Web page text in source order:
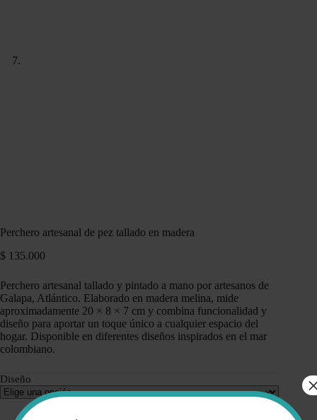
Perchero artesanal de pez tallado en madera
$ 135.000
Perchero artesanal tallado y pintado a mano por artesanos de
Galapa, Atlántico. Elaborado en madera melina, mide
aproximadamente 20 × 8 × 7 cm y combina funcionalidad y
diseño para aportar un toque único a cualquier espacio del
hogar. Disponible en diferentes diseños inspirados en el mar
colombiano.
Diseño